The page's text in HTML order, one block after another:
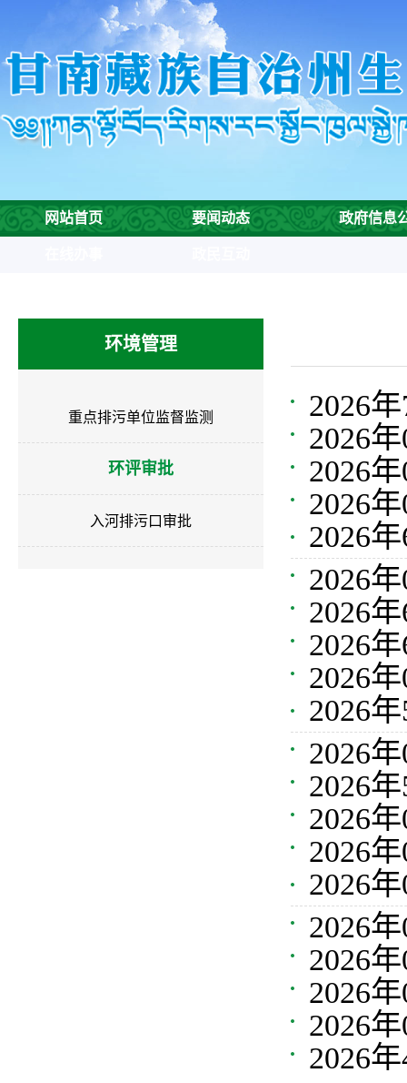
网站首页 要闻动态 政府信息
环境管理
重点排污单位监督监测
环评审批
入河排污口审批
2026
境影响
2026
环境影
2026
响评价
2026
目环境
2026
件审批
2026
响评价
2026
件审批
2026
环境影
2026
环境影
2026
件审批
2026
响评价
2026
件审批
2026
目环境
2026
响评价
2026
目环境
2026
文件审
2026
环境影
2026
文件审
2026
响评价
2026